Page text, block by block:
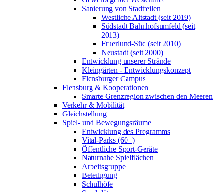
Sanierung von Stadtteilen
Westliche Altstadt (seit 2019)
Südstadt Bahnhofsumfeld (seit
2013)
Fruerlund-Süd (seit 2010)
Neustadt (seit 2000)
Entwicklung unserer Strände
Kleingärten - Entwicklungskonzept
Flensburger Campus
Flensburg & Kooperationen
Smarte Grenzregion zwischen den Meeren
Verkehr & Mobilität
Gleichstellung
Spiel- und Bewegungsräume
Entwicklung des Programms
Vital-Parks (60+)
Öffentliche Sport-Geräte
Naturnahe Spielflächen
Arbeitsgruppe
Beteiligung
Schulhöfe